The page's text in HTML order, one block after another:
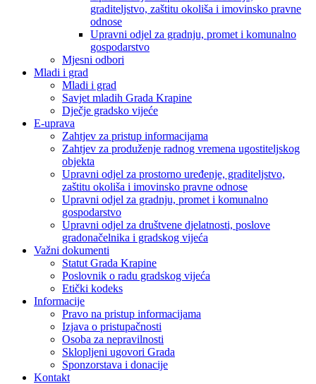
graditeljstvo, zaštitu okoliša i imovinsko pravne
odnose
Upravni odjel za gradnju, promet i komunalno
gospodarstvo
Mjesni odbori
Mladi i grad
Mladi i grad
Savjet mladih Grada Krapine
Dječje gradsko vijeće
E-uprava
Zahtjev za pristup informacijama
Zahtjev za produženje radnog vremena ugostiteljskog
objekta
Upravni odjel za prostorno uređenje, graditeljstvo,
zaštitu okoliša i imovinsko pravne odnose
Upravni odjel za gradnju, promet i komunalno
gospodarstvo
Upravni odjel za društvene djelatnosti, poslove
gradonačelnika i gradskog vijeća
Važni dokumenti
Statut Grada Krapine
Poslovnik o radu gradskog vijeća
Etički kodeks
Informacije
Pravo na pristup informacijama
Izjava o pristupačnosti
Osoba za nepravilnosti
Sklopljeni ugovori Grada
Sponzorstava i donacije
Kontakt